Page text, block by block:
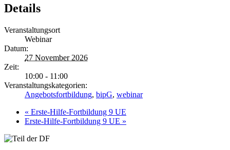
Details
Veranstaltungsort
Webinar
Datum:
27 November 2026
Zeit:
10:00 - 11:00
Veranstaltungskategorien:
Angebotsfortbildung, bipG, webinar
« Erste-Hilfe-Fortbildung 9 UE
Erste-Hilfe-Fortbildung 9 UE »